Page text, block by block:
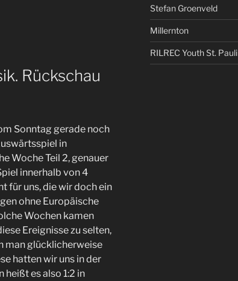
Rückschau
Sonntag gerade noch
in
Woche Teil 2, genauer
innerhalb von 4
für uns, die wir doch ein
ohne Europäische
Wochen kamen
Ereignisse zu selten,
man glücklicherweise
hatten wir uns in der
es also 1:2 in
Stefan Groenveld
Millernton
RILREC Youth St. Pauli